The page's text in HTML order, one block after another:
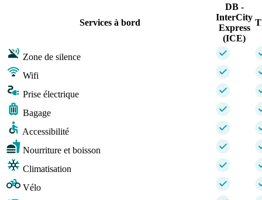
Services à bord
DB -
InterCity
Express
(ICE)
Zone de silence
Wifi
Prise électrique
Bagage
Accessibilité
Nourriture et boisson
Climatisation
Vélo